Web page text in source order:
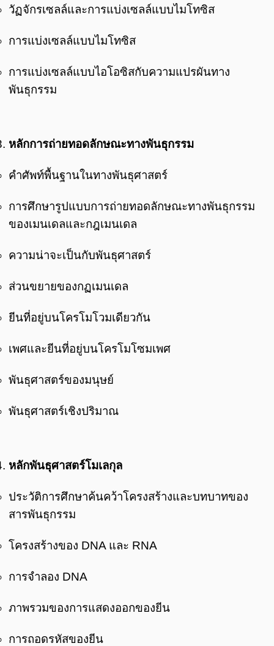
วัฏจักรเซลล์และการแบ่งเซลล์แบบไมโทซิส
การแบ่งเซลล์แบบไมโทซิส
การแบ่งเซลล์แบบไอโอซิสกับความแปรผันทาง
พันธุกรรม
หลักการถ่ายทอดลักษณะทางพันธุกรรม
คำศัพท์พื้นฐานในทางพันธุศาสตร์
การศึกษารูปแบบการถ่ายทอดลักษณะทางพันธุกรรม
ของเมนเดลและกฎเมนเดล
ความน่าจะเป็นกับพันธุศาสตร์
ส่วนขยายของกฏเมนเดล
ยีนที่อยู่บนโครโมโวมเดียวกัน
เพศและยีนที่อยู่บนโครโมโซมเพศ
พันธุศาสตร์ของมนุษย์
พันธุศาสตร์เชิงปริมาณ
หลักพันธุศาสตร์โมเลกุล
ประวัติการศึกษาค้นคว้าโครงสร้างและบทบาทของ
สารพันธุกรรม
โครงสร้างของ DNA และ RNA
การจำลอง DNA
ภาพรวมของการแสดงออกของยีน
การถอดรหัสของยีน